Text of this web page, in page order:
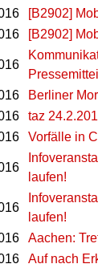
[B2902]
[B2902]
Berliner
taz
Vorfälle in
laufen!
laufen!
Aachen:
Auf nach